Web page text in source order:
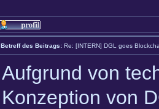
Betreff des Beitrags: Re: [INTERN] DGL goes
Aufgrund von
Konzeption von